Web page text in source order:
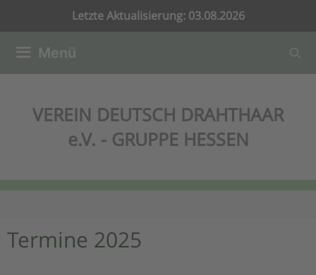
springen
Letzte Aktualisierung: 03.08.2026
Menü
VEREIN DEUTSCH DRAHTHAAR
e.V. - GRUPPE HESSEN
Termine 2025